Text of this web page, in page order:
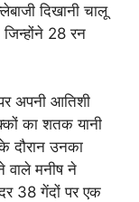
दिखानी चालू
28 रन
अपनी आतिशी
का शतक यानी
दौरान उनका
मनीष ने
38 गेंदों पर एक